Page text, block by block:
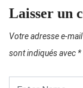
Laisser un
Votre adresse e-
sont indiqués avec *